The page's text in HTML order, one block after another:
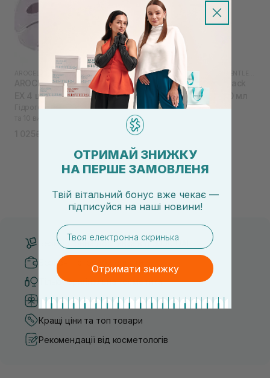
AROCELL SUPER COLLAGEN
AROCELL Super Power Mask
EX 4 шт
Гідрогелева маска з колагеном
DEAR, KLAIRS
DEAR, KLAIRS Gentle Black
Fresh Cleansing Oil 150 мл
Гідрофільна олія для
делікатного очищення
787₴
Безкоштовна доставка від 3000 UAH
Безпечні способи оплати
Тільки оригінальна косметика
Система бонусів та лояльності
Кращі ціни та топ товари
Рекомендації від косметологів
ОТРИМАЙ ЗНИЖКУ
НА ПЕРШЕ ЗАМОВЛЕНЯ
Твій вітальний бонус вже чекає —
підписуйся на наші новини!
email
Отримати знижку